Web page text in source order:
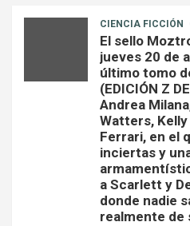
CIENCIA FICCIÓN
El sello
jueves 20 de
último tomo
(EDICIÓN Z
Andrea
Watters,
Ferrari, en el
inciertas y
a Scarlett y
donde nadie
realmente de